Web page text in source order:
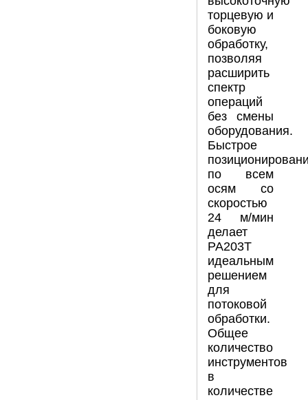
торцевую и
боковую
обработку,
позволяя
расширить
спектр
операций
без смены
оборудования.
Быстрое
по всем
осям со
скоростью
24 м/мин
делает
PA203T
идеальным
решением
для
потоковой
обработки.
Общее
количество
инструментов
в
количестве